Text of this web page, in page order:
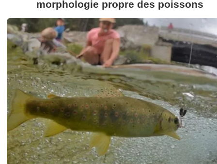
Pêche en eau douce Pêche à la truite Pêche à la truite à la
morphologie propre des poissons